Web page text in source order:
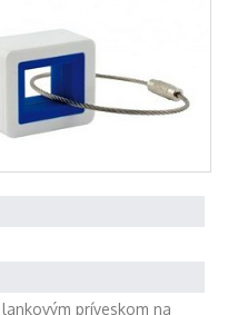
príveskom na